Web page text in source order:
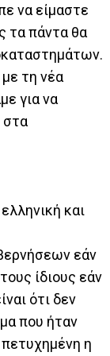
να είμαστε
τα πάντα θα
τη νέα
για να
στα
και
εάν
ίδιους εάν
ότι δεν
που ήταν
η